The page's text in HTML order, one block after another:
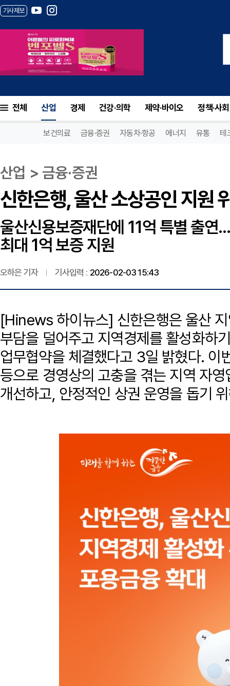
기사제보
전체 산업 경제 건강·의학 제약·바이오 정책·사회
보건의료 금융·증권 자동차·항공 에너지 유통 테
산업 > 금융·증권
신한은행, 울산 소상공인 지원
울산신용보증재단에 11억 특별 출연
최대 1억 보증 지원
오하은 기자 기사입력 : 2026-02-03 15:43
[Hinews 하이뉴스] 신한은행은 울산
부담을 덜어주고 지역경제를 활성화하
업무협약을 체결했다고 3일 밝혔다. 이
등으로 경영상의 고충을 겪는 지역 자
개선하고, 안정적인 상권 운영을 돕기